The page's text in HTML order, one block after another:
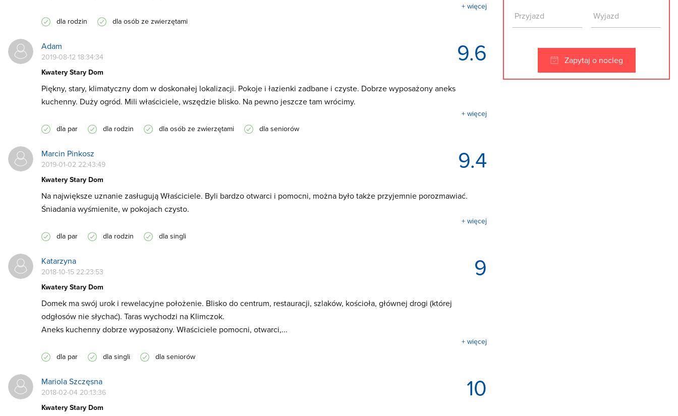
+ więcej
dla rodzin
dla osób ze zwierzętami
9.6
Adam
2019-08-12 18:34:34
Kwatery Stary Dom
Piękny, stary, klimatyczny dom w doskonałej lokalizacji. Pokoje i łazienki zadbane i czyste. Dobrze wyposażony aneks
kuchenny. Duży ogród. Mili właściciele, wszędzie blisko. Na pewno jeszcze tam wrócimy.
+ więcej
dla par
dla rodzin dla osób ze zwierzętami dla seniorów
9.4
Marcin Pinkosz
2019-01-02 22:43:49
Kwatery Stary Dom
Na największe uznanie zasługują Właściciele. Byli bardzo otwarci i pomocni, można było także przyjemnie porozmawiać.
Śniadania wyśmienite, w pokojach czysto.
+ więcej
dla par
dla rodzin dla singli
9
Katarzyna
2018-10-15 22:23:53
Kwatery Stary Dom
Domek ma swój urok i rewelacyjne położenie. Blisko do centrum, restauracji, szlaków, kościoła, głównej drogi (której
odgłosów nie słychać). Taras wychodzi na Klimczok.
Aneks kuchenny dobrze wyposażony. Właściciele pomocni, otwarci,...
+ więcej
dla par
dla singli dla seniorów
10
Mariola Szczęsna
2018-02-04 20:13:36
Kwatery Stary Dom
Zapytaj o nocleg